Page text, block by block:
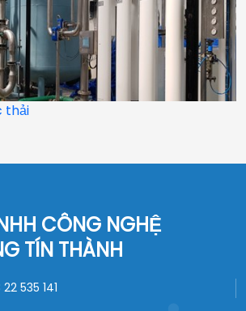
thải
CÔNG NGHỆ
TÍN THÀNH
535 141